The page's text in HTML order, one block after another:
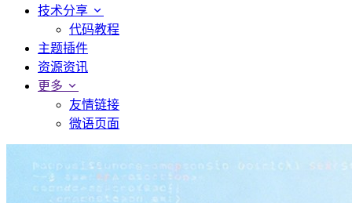
技术分享
代码教程
主题插件
资源资讯
更多
友情链接
微语页面